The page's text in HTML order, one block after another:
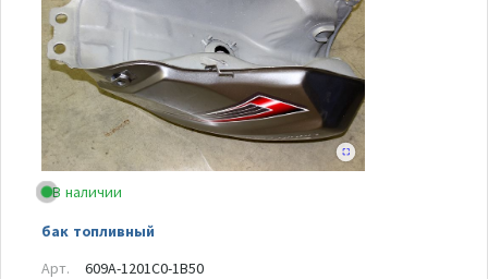
В наличии
бак топливный
Арт.
609A-1201C0-1B50